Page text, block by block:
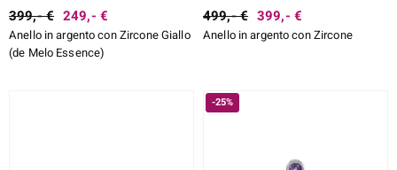
399,- € 249,- €
Anello in argento con Zircone Giallo
(de Melo Essence)
499,- € 399,- €
Anello in argento con Zircone
-25%